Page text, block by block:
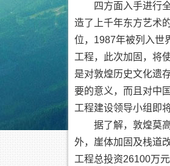
四方面入手进行全
造了上千年东方艺术
位，1987年被列入世
工程，此次加固，将
是对敦煌历史文化遗
要的意义，而且对中
工程建设领导小组即
据了解，敦煌莫高
外，崖体加固及栈道
工程总投资26100万